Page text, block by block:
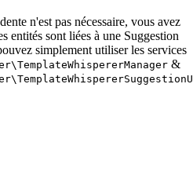
n'est pas nécessaire, vous avez
entités sont liées à une Suggestion
simplement utiliser les services
&